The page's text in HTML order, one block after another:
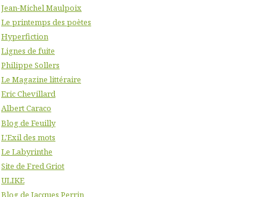
Jean-Michel Maulpoix
Le printemps des poètes
Hyperfiction
Lignes de fuite
Philippe Sollers
Le Magazine littéraire
Eric Chevillard
Albert Caraco
Blog de Feuilly
L'Exil des mots
Le Labyrinthe
Site de Fred Griot
ULIKE
Blog de Jacques Perrin